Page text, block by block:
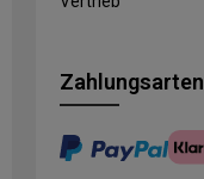
Zahlungsarten